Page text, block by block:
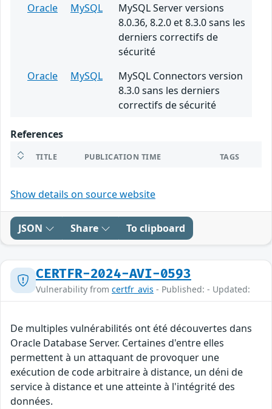
Oracle
MySQL
MySQL Server versions
8.0.36, 8.2.0 et 8.3.0 sans les
derniers correctifs de
sécurité
Oracle
MySQL
MySQL Connectors version
8.3.0 sans les derniers
correctifs de sécurité
References
TITLE PUBLICATION TIME TAGS
Show details on source website
JSON Share To clipboard
CERTFR-2024-AVI-0593
Vulnerability from certfr_avis - Published: - Updated:
De multiples vulnérabilités ont été découvertes dans
Oracle Database Server. Certaines d'entre elles
permettent à un attaquant de provoquer une
exécution de code arbitraire à distance, un déni de
service à distance et une atteinte à l'intégrité des
données.